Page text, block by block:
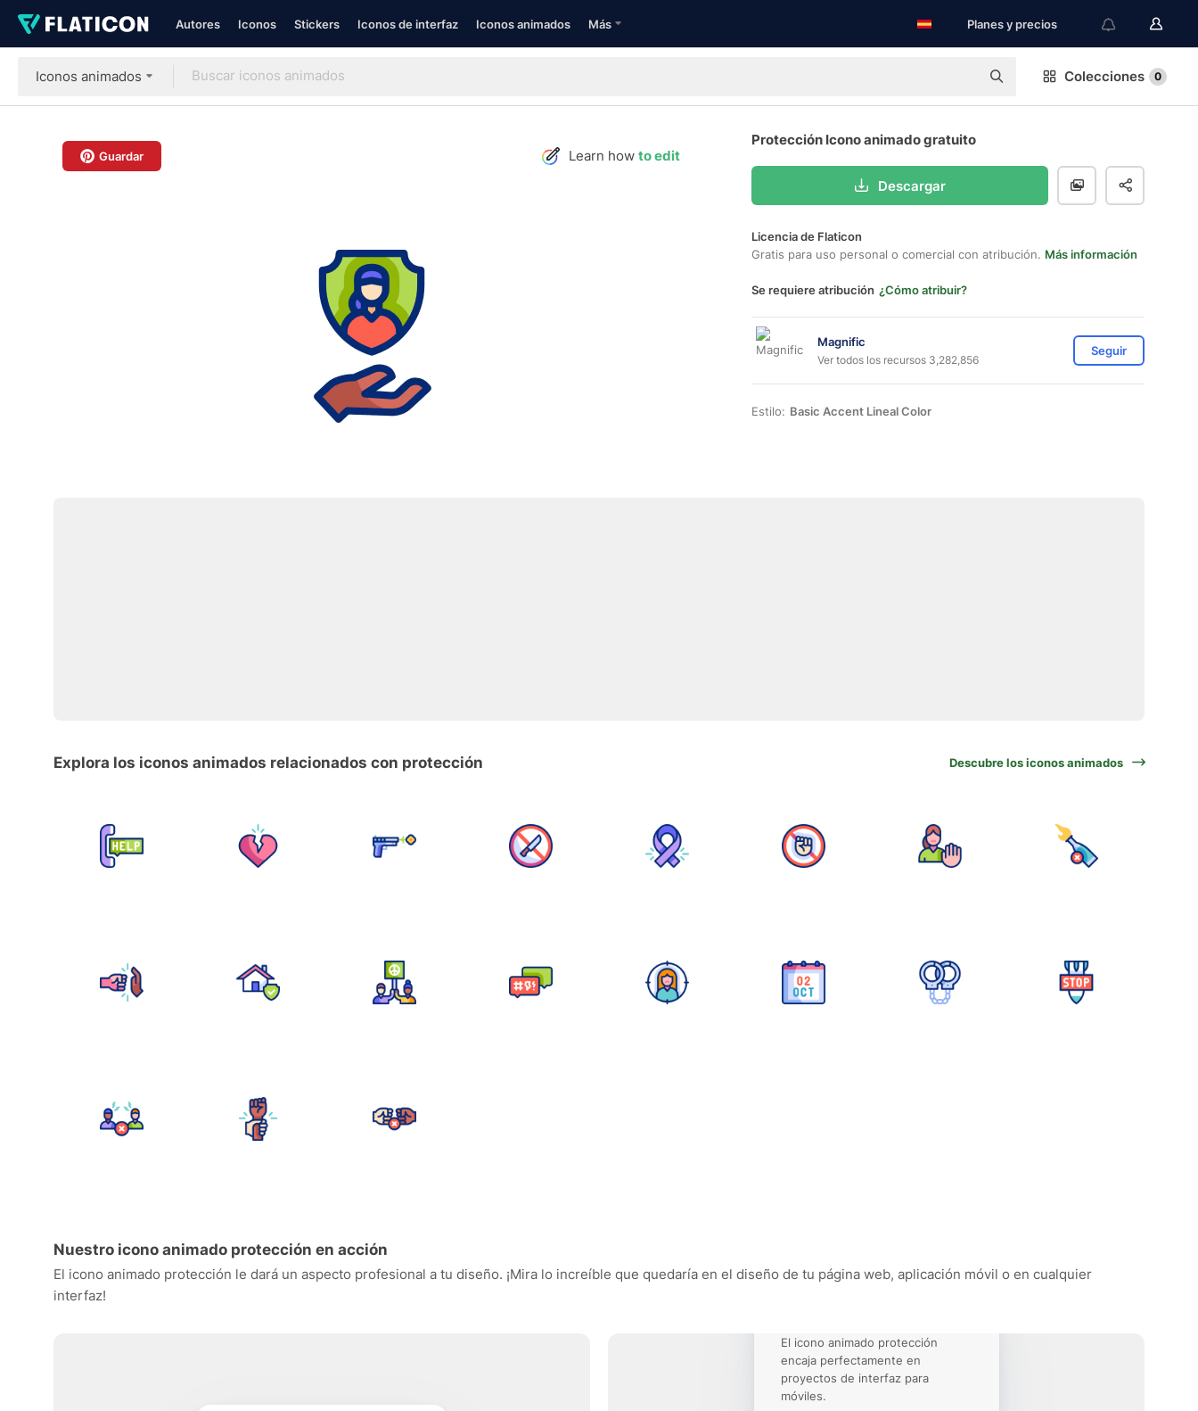
Autores Iconos Stickers Iconos de interfaz Iconos animados Más Planes y precios
Iconos animados Colecciones 0
Guardar Learn how to edit
Protección Icono animado gratuito
Descargar
Licencia de Flaticon
Gratis para uso personal o comercial con atribución. Más información
Se requiere atribución ¿Cómo atribuir?
Magnific
Ver todos los recursos 3,282,856
Seguir
Estilo: Basic Accent Lineal Color
Explora los iconos animados relacionados con protección Descubre los iconos animados
Nuestro icono animado protección en acción
El icono animado protección le dará un aspecto profesional a tu diseño. ¡Mira lo increíble que quedaría en el diseño de tu página web, aplicación móvil o en cualquier
interfaz!
El icono animado protección
encaja perfectamente en
proyectos de interfaz para
móviles.